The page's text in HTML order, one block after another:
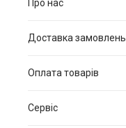
Про нас
Доставка замовлень
Оплата товарів
Сервіс